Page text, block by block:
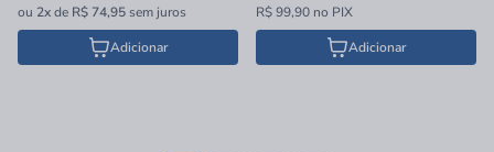
ou 2xde R$ 74,95sem juros
Adicionar
R$ 99,90 no PIX
Adicionar